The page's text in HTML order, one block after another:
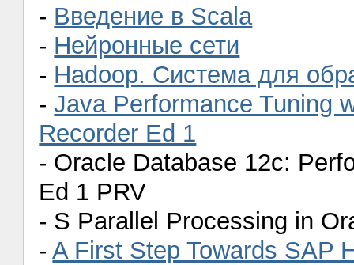
- Введение в Scala
- Нейронные сети
- Hadoop. Система для
-Java Performance Tuning
Recorder Ed 1
- Oracle Database 12c:
Ed 1 PRV
- S Parallel Processing in
-A First Step Towards SAP